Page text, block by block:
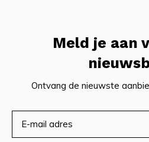
Meld je aan
Ontvang de nieuwste